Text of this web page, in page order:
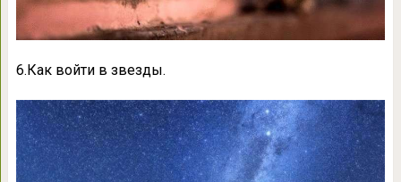
6.Как войти в звезды.